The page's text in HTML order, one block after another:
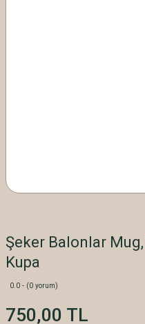
Şeker Balonlar Mug,
Kupa
0.0 - (0 yorum)
750,00 TL